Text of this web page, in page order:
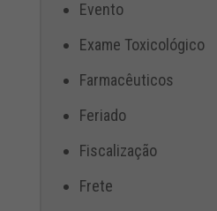
Evento
Exame Toxicológico
Farmacêuticos
Feriado
Fiscalização
Frete